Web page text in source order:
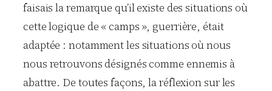
faisais la remarque qu’il existe des situations où
cette logique de « camps », guerrière, était
adaptée : notamment les situations où nous
nous retrouvons désignés comme ennemis à
abattre. De toutes façons, la réflexion sur les